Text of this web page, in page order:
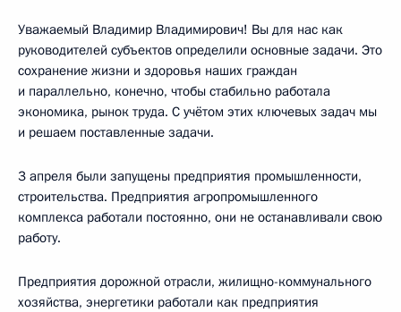
Уважаемый Владимир Владимирович! Вы для нас как
руководителей субъектов определили основные задачи. Это
сохранение жизни и здоровья наших граждан
и параллельно, конечно, чтобы стабильно работала
экономика, рынок труда. С учётом этих ключевых задач мы
и решаем поставленные задачи.
3 апреля были запущены предприятия промышленности,
строительства. Предприятия агропромышленного
комплекса работали постоянно, они не останавливали свою
работу.
Предприятия дорожной отрасли, жилищно-коммунального
хозяйства, энергетики работали как предприятия